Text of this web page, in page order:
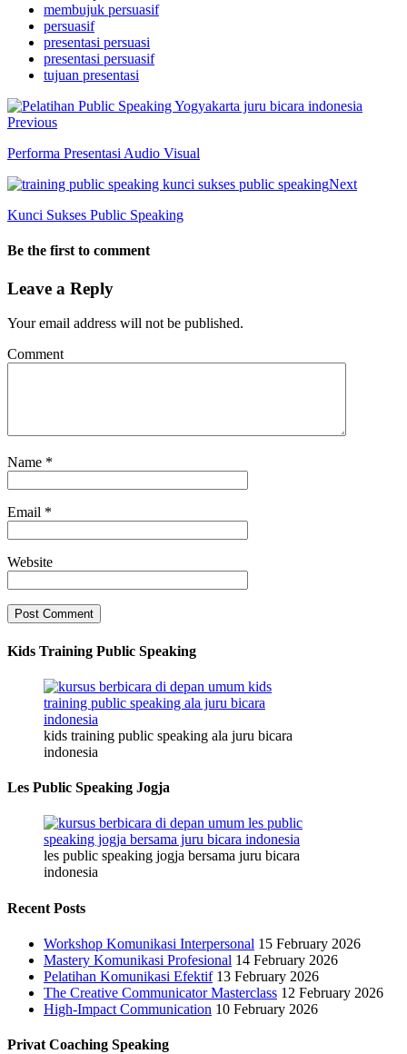
membujuk persuasif
persuasif
presentasi persuasi
presentasi persuasif
tujuan presentasi
Previous
Performa Presentasi Audio Visual
Next
Kunci Sukses Public Speaking
Be the first to comment
Leave a Reply
Your email address will not be published.
Comment
Name *
Email *
Website
Kids Training Public Speaking
kids training public speaking ala juru bicara
indonesia
Les Public Speaking Jogja
les public speaking jogja bersama juru bicara
indonesia
Recent Posts
Workshop Komunikasi Interpersonal 15 February 2026
Mastery Komunikasi Profesional 14 February 2026
Pelatihan Komunikasi Efektif 13 February 2026
The Creative Communicator Masterclass 12 February 2026
High-Impact Communication 10 February 2026
Privat Coaching Speaking